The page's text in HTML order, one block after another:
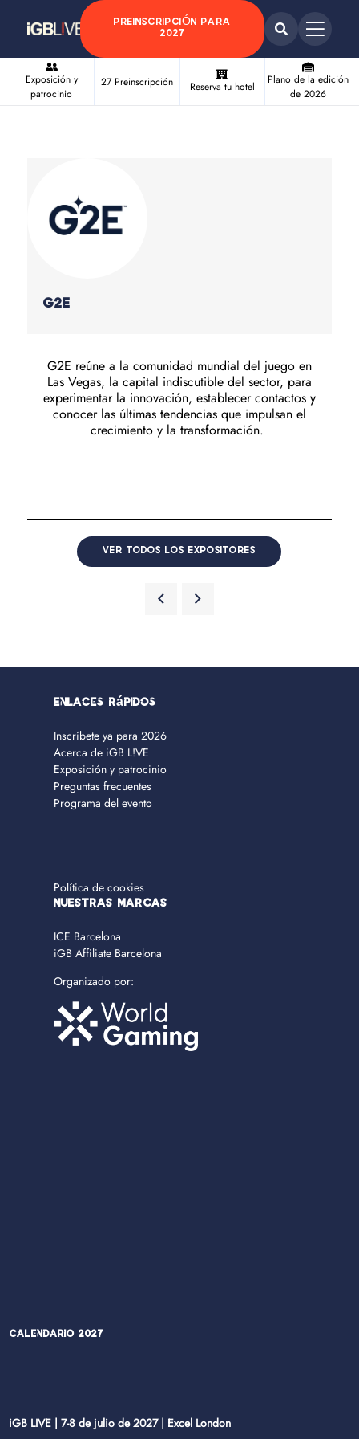
PREINSCRIPCIÓN PARA
2027
Exposición y
patrocinio
27 Preinscripción Reserva tu hotel
Plano de la edición
de 2026
G2E
G2E reúne a la comunidad mundial del juego en
Las Vegas, la capital indiscutible del sector, para
experimentar la innovación, establecer contactos y
conocer las últimas tendencias que impulsan el
crecimiento y la transformación.
VER TODOS LOS EXPOSITORES
Enlaces rápidos
Inscríbete ya para 2026
Acerca de iGB L!VE
Exposición y patrocinio
Preguntas frecuentes
Programa del evento
Política de cookies
NUESTRAS MARCAS
ICE Barcelona
iGB Affiliate Barcelona
Organizado por:
Calendario 2027
iGB LIVE | 7-8 de julio de 2027 | Excel London